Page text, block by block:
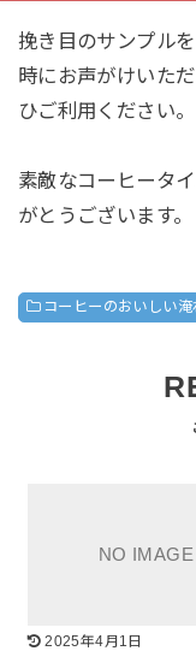
挽き目のサンプル
時にお声がけいた
ひご利用ください。
素敵なコーヒータ
がとうございます。
コーヒーのおいしい淹
2025年4月1日